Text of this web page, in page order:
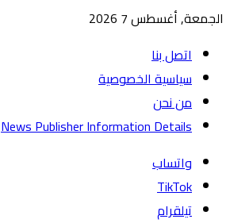
الجمعة, أغسطس 7 2026
اتصل بنا
سياسية الخصوصية
من نحن
News Publisher Information Details
واتساب
TikTok
تيلقرام